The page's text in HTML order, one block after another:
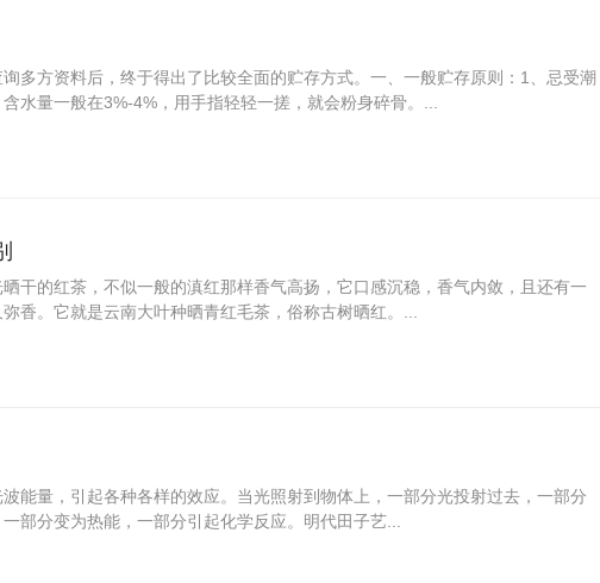
多方资料后，终于得出了比较全面的贮存方式。一、一般贮存原则：1、忌受潮
水量一般在3%-4%，用手指轻轻一搓，就会粉身碎骨。...
干的红茶，不似一般的滇红那样香气高扬，它口感沉稳，香气内敛，且还有一
香。它就是云南大叶种晒青红毛茶，俗称古树晒红。...
能量，引起各种各样的效应。当光照射到物体上，一部分光投射过去，一部分
部分变为热能，一部分引起化学反应。明代田子艺...